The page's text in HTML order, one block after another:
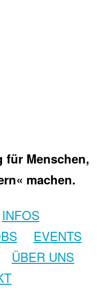
für Menschen,
machen.
INFOS
EVENTS
ÜBER UNS